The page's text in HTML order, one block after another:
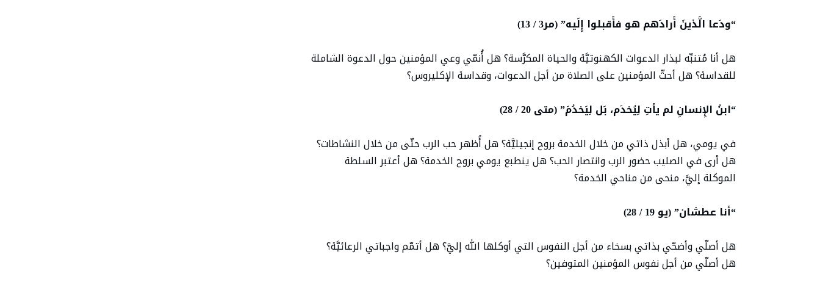
“ودَعا الَّذينَ أَرادَهم هو فأَقبلوا إِلَيه” (مر3 / 13)
هل أنا مُتنبِّه لبذار الدعوات الكهنوتيَّة والحياة المكرَّسة؟ هل أُنمّي وعي المؤمنين حول الدعوة الشاملة
للقداسة؟ هل أحثّ المؤمنين على الصلاة من أجل الدعوات، وقداسة الإكليروس؟
“ابنُ الإِنسانِ لم يأتِ لِيُخدَم، بَل لِيَخدُمَ” (متى 20 / 28)
في يومي، هل أبذل ذاتي من خلال الخدمة بروح إنجيليَّة؟ هل أُظهر حب الرب حتّى من خلال النشاطات؟
هل أرى في الصليب حضور الرب وانتصار الحب؟ هل ينطبع يومي بروح الخدمة؟ هل أعتبر السلطة
الموكلة إليَّ، منحى من مناحي الخدمة؟
“أنا عطشان” (يو 19 / 28)
هل أصلّي وأضحّي بذاتي بسخاء من أجل النفوس التي أوكلها الله إليَّ؟ هل أتمّم واجباتي الرعائيَّة؟
هل أصلّي من أجل نفوس المؤمنين المتوفين؟